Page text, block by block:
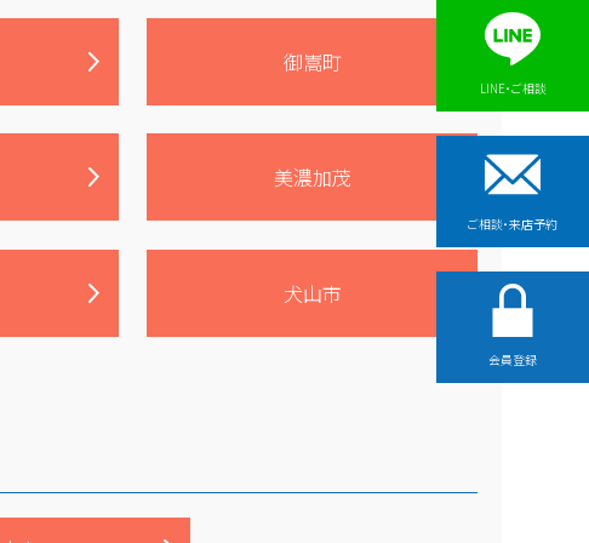
LINE・ご相談
ご相談・来店予約
会員登録
御嵩町
美濃加茂
犬山市